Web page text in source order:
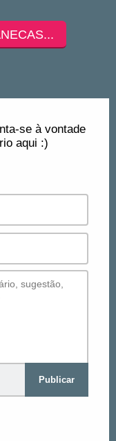
se à vontade
aqui :)
Publicar